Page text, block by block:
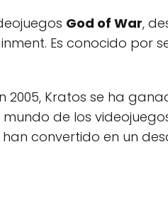
God of War,
Es conocido por
2005, Kratos se ha
de los
han convertido en un